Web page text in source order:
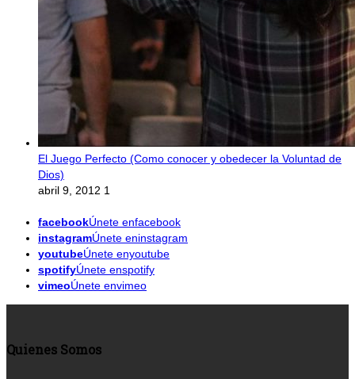
El Juego Perfecto (Como conocer y obedecer la Voluntad de
Dios)
abril 9, 2012 1
facebookÚnete enfacebook
instagramÚnete eninstagram
youtubeÚnete enyoutube
spotifyÚnete enspotify
vimeoÚnete envimeo
Quienes Somos